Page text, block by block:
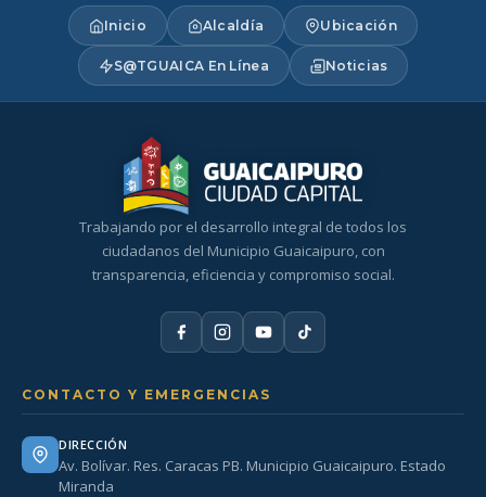
Inicio Alcaldía Ubicación
S@TGUAICA En Línea Noticias
Trabajando por el desarrollo integral de todos los
ciudadanos del Municipio Guaicaipuro, con
transparencia, eficiencia y compromiso social.
CONTACTO Y EMERGENCIAS
DIRECCIÓN
Av. Bolívar. Res. Caracas PB. Municipio Guaicaipuro. Estado
Miranda